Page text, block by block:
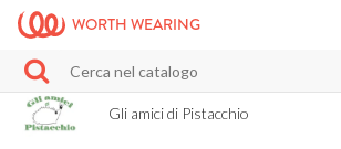
WORTH WEARING
Gli amici di Pistacchio